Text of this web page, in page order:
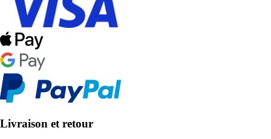
Livraison et retour